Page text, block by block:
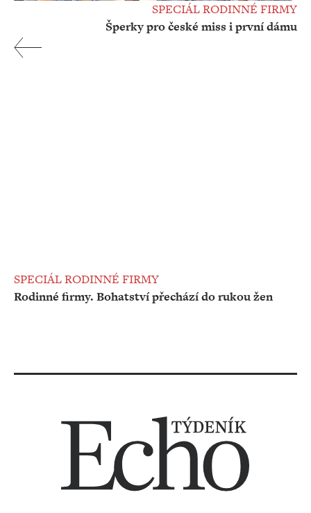
SPECIÁL RODINNÉ FIRMY
Šperky pro české miss i první dámu
SPECIÁL RODINNÉ FIRMY
Rodinné firmy. Bohatství přechází do rukou žen